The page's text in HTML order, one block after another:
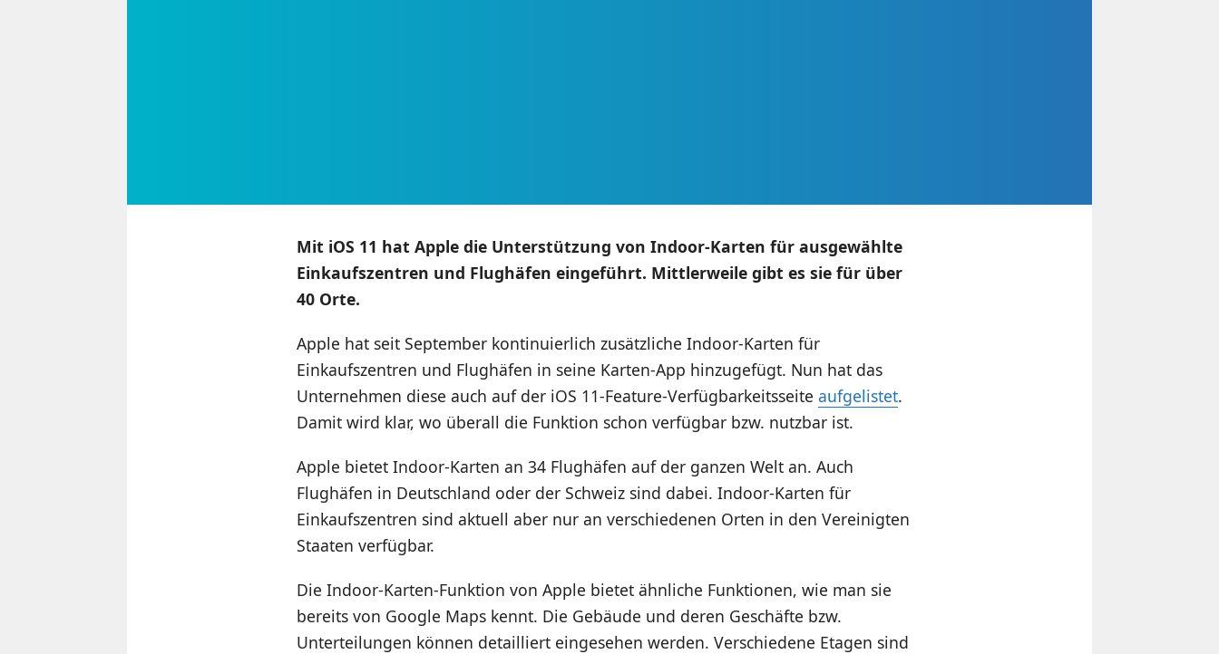
Mit iOS 11 hat Apple die Unterstützung von Indoor-Karten für ausgewählte
Einkaufszentren und Flughäfen eingeführt. Mittlerweile gibt es sie für über
40 Orte.
Apple hat seit September kontinuierlich zusätzliche Indoor-Karten für
Einkaufszentren und Flughäfen in seine Karten-App hinzugefügt. Nun hat das
Unternehmen diese auch auf der iOS 11-Feature-Verfügbarkeitsseite aufgelistet.
Damit wird klar, wo überall die Funktion schon verfügbar bzw. nutzbar ist.
Apple bietet Indoor-Karten an 34 Flughäfen auf der ganzen Welt an. Auch
Flughäfen in Deutschland oder der Schweiz sind dabei. Indoor-Karten für
Einkaufszentren sind aktuell aber nur an verschiedenen Orten in den Vereinigten
Staaten verfügbar.
Die Indoor-Karten-Funktion von Apple bietet ähnliche Funktionen, wie man sie
bereits von Google Maps kennt. Die Gebäude und deren Geschäfte bzw.
Unterteilungen können detailliert eingesehen werden. Verschiedene Etagen sind